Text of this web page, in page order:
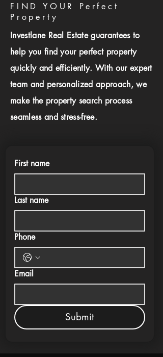
FIND YOUR Perfect
Property
Investlane Real Estate guarantees to
help you find your perfect property
quickly and efficiently. With our expert
team and personalized approach, we
make the property search process
seamless and stress-free.
First name
Last name
Phone
Email
Submit